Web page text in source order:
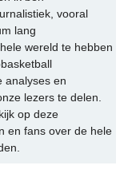
vooral
lang
wereld te hebben
analyses en
lezers te delen.
op deze
en fans over de hele